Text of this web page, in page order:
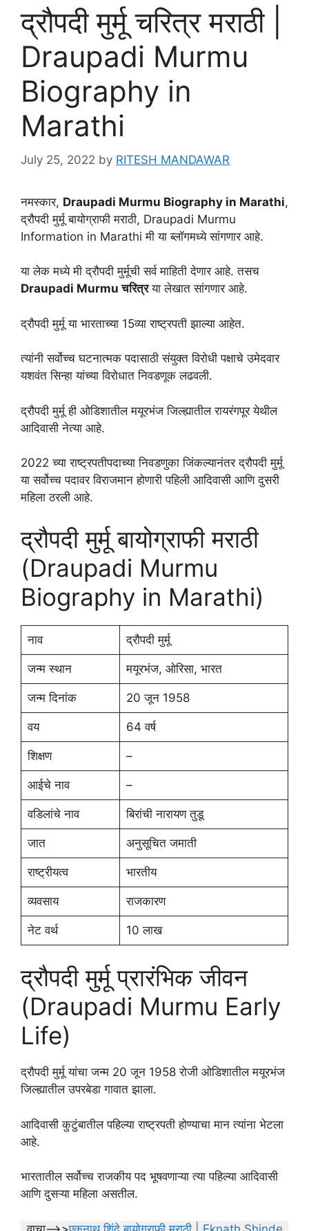
द्रौपदी मुर्मू चरित्र मराठी |
Draupadi Murmu
Biography in
Marathi
July 25, 2022 by RITESH MANDAWAR
नमस्कार, Draupadi Murmu Biography in Marathi,
द्रौपदी मुर्मू बायोग्राफी मराठी, Draupadi Murmu
Information in Marathi मी या ब्लॉगमध्ये सांगणार आहे.
या लेक मध्‍ये मी द्रौपदी मुर्मूची सर्व माहिती देणार आहे. तसच
Draupadi Murmu चरित्रया लेखात सांगणार आहे.
द्रौपदी मुर्मू या भारताच्या 15व्या राष्ट्रपती झाल्या आहेत.
त्यांनी सर्वोच्च घटनात्मक पदासाठी संयुक्त विरोधी पक्षाचे उमेदवार
यशवंत सिन्हा यांच्या विरोधात निवडणूक लढवली.
द्रौपदी मुर्मू ही ओडिशातील मयूरभंज जिल्ह्यातील रायरंगपूर येथील
आदिवासी नेत्या आहे.
2022 च्या राष्ट्रपतीपदाच्या निवडणुका जिंकल्यानंतर द्रौपदी मुर्मू
या सर्वोच्च पदावर विराजमान होणारी पहिली आदिवासी आणि दुसरी
महिला ठरली आहे.
द्रौपदी मुर्मू बायोग्राफी मराठी
(Draupadi Murmu
Biography in Marathi)
नाव द्रौपदी मुर्मू
जन्म स्थान मयूरभंज, ओरिसा, भारत
जन्म दिनांक 20 जून 1958
वय 64 वर्ष
शिक्षण –
आईचे नाव –
वडिलांचे नाव बिरांची नारायण तुडू
जात अनुसूचित जमाती
राष्ट्रीयत्व भारतीय
व्यवसाय राजकारण
नेट वर्थ 10 लाख
द्रौपदी मुर्मू प्रारंभिक जीवन
(Draupadi Murmu Early
Life)
द्रौपदी मुर्मू यांचा जन्म 20 जून 1958 रोजी ओडिशातील मयूरभंज
जिल्ह्यातील उपरबेडा गावात झाला.
आदिवासी कुटुंबातील पहिल्या राष्ट्रपती होण्याचा मान त्यांना भेटला
आहे.
भारतातील सर्वोच्च राजकीय पद भूषवणाऱ्या त्या पहिल्या आदिवासी
आणि दुसऱ्या महिला असतील.